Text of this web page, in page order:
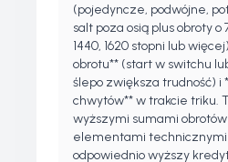
(pojedyncze, podwójne,
salt poza osią plus obroty o
1440, 1620 stopni lub
obrotu** (start w switchu
ślepo zwiększa trudność) i
chwytów** w trakcie triku.
wyższymi sumami
elementami technicznymi
odpowiednio wyższy